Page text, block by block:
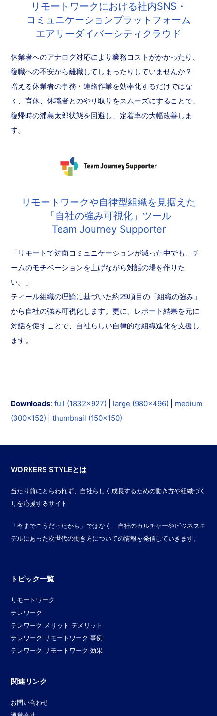
リモートワークにおける社内SNS・
コミュニケーションプラットフォーム
エアリーダイバーシティクラウド
休業者へのアナログ対応により業務コストがかかったり、
復職への不安から離職してしまったりしていませんか？
増える休業者の事務・連絡作業を効率化するだけではな
く、育休、休職者とのやり取りをスムーズにすることで、
復帰時の浦島太郎状態を回避し、定着率の大幅改善しま
す。
リモートワークや自律型組織を見据えた
「自社の強み可視化」ツール
Team Journey Supporter
「リモートで対面コミュニケーションが減った中でも、チ
ームのモチベーションを上げながら対話の場を作りた
い。」
ティール組織の理論に基づいた約29項目の「組織の強み」
から自社の強み可視化します。更に、レポート結果を元に
対話を促すことで、自社らしい自律的な組織進化を支援し
ます。
Downloads:full (1832x927) large (980x496)
medium
(300x152) |thumbnail (150x150)
WORKERS STYLEとは
当たり前にとらわれず、自社らしく成長するための働き方や組織づく
りを応援するサイト
「今までこうだったから」ではなく、自社のカルチャーやビジネスモ
デルにあった次世代の働き方についての情報を発信していきます。
トピック一覧
リモートワーク
テレワーク
テレワーク メリット デメリット
テレワーク リモートワーク 事例
テレワーク リモートワーク 効果
関連リンク
お問い合わせ